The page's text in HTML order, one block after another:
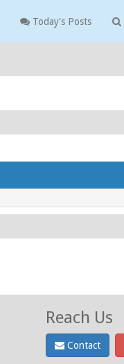
Today's Posts
Reach Us
Contact